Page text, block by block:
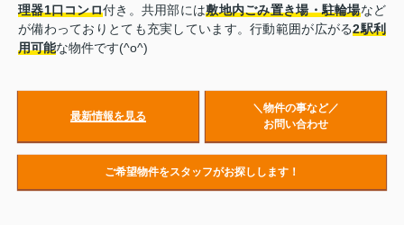
理器1口コンロ付き。共用部には敷地内ごみ置き場・駐輪場など
が備わっておりとても充実しています。行動範囲が広がる2駅利
用可能な物件です(^o^)
最新情報を見る
＼物件の事など／
お問い合わせ
ご希望物件をスタッフがお探しします！